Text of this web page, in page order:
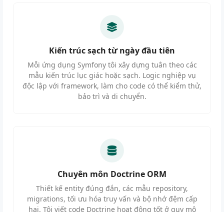
Kiến trúc sạch từ ngày đầu tiên
Mỗi ứng dụng Symfony tôi xây dựng tuân theo các
mẫu kiến trúc lục giác hoặc sạch. Logic nghiệp vụ
độc lập với framework, làm cho code có thể kiểm thử,
bảo trì và di chuyển.
Chuyên môn Doctrine ORM
Thiết kế entity đúng đắn, các mẫu repository,
migrations, tối ưu hóa truy vấn và bộ nhớ đệm cấp
hai. Tôi viết code Doctrine hoạt động tốt ở quy mô